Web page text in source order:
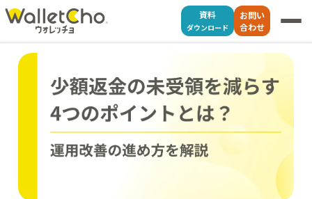
資料
ダウンロード
お問い
合わせ